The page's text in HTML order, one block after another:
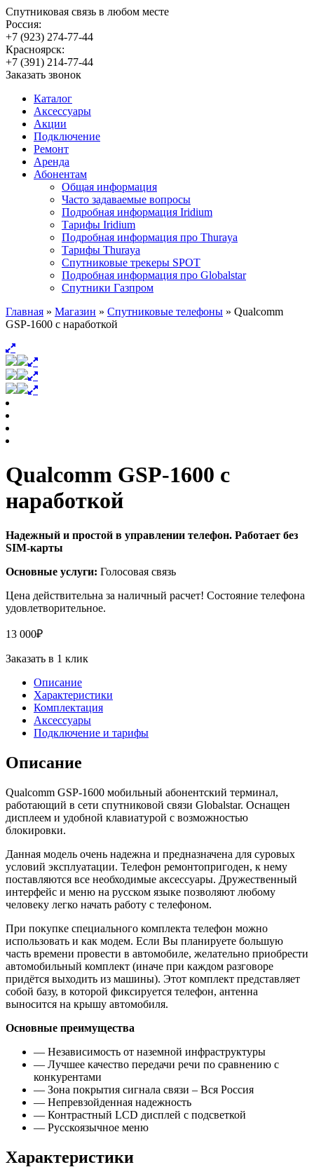
Спутниковая связь в любом месте
Россия:
+7 (923) 274-77-44
Красноярск:
+7 (391) 214-77-44
Заказать звонок
Каталог
Аксессуары
Акции
Подключение
Ремонт
Аренда
Абонентам
Общая информация
Часто задаваемые вопросы
Подробная информация Iridium
Тарифы Iridium
Подробная информация про Thuraya
Тарифы Thuraya
Спутниковые трекеры SPOT
Подробная информация про Globalstar
Спутники Газпром
Главная » Магазин » Спутниковые телефоны » Qualcomm
GSP-1600 с наработкой
Qualcomm GSP-1600 с
наработкой
Надежный и простой в управлении телефон. Работает без
SIM-карты
Основные услуги: Голосовая связь
Цена действительна за наличный расчет! Состояние телефона
удовлетворительное.
13 000₽
Заказать в 1 клик
Описание
Характеристики
Комплектация
Аксессуары
Подключение и тарифы
Описание
Qualcomm GSP-1600 мобильный абонентский терминал,
работающий в сети спутниковой связи Globalstar. Оснащен
дисплеем и удобной клавиатурой с возможностью
блокировки.
Данная модель очень надежна и предназначена для суровых
условий эксплуатации. Телефон ремонтопригоден, к нему
поставляются все необходимые аксессуары. Дружественный
интерфейс и меню на русском языке позволяют любому
человеку легко начать работу с телефоном.
При покупке специального комплекта телефон можно
использовать и как модем. Если Вы планируете большую
часть времени провести в автомобиле, желательно приобрести
автомобильный комплект (иначе при каждом разговоре
придётся выходить из машины). Этот комплект представляет
собой базу, в которой фиксируется телефон, антенна
выносится на крышу автомобиля.
Основные преимущества
— Независимость от наземной инфраструктуры
— Лучшее качество передачи речи по сравнению с
конкурентами
— Зона покрытия сигнала связи – Вся Россия
— Непревзойденная надежность
— Контрастный LCD дисплей с подсветкой
— Русскоязычное меню
Характеристики